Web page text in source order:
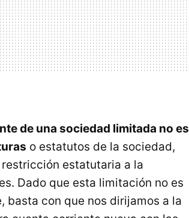
de una sociedad limitada no es
o estatutos de la sociedad,
estatutaria a la
Dado que esta limitación no es
basta con que nos dirijamos a la